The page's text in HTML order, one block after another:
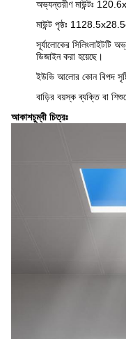
অভ্যন্তরীণ মাউন্টঃ
মাউন্ট পৃষ্ঠঃ
সূর্যালোকের সিলিংলাইটটি
ডিজাইন করা হয়েছে।
ইউভি আলোর কোন বিপদ
বাড়ির বয়স্ক ব্যক্তি বা
আকাশচুম্বী চিত্রঃ